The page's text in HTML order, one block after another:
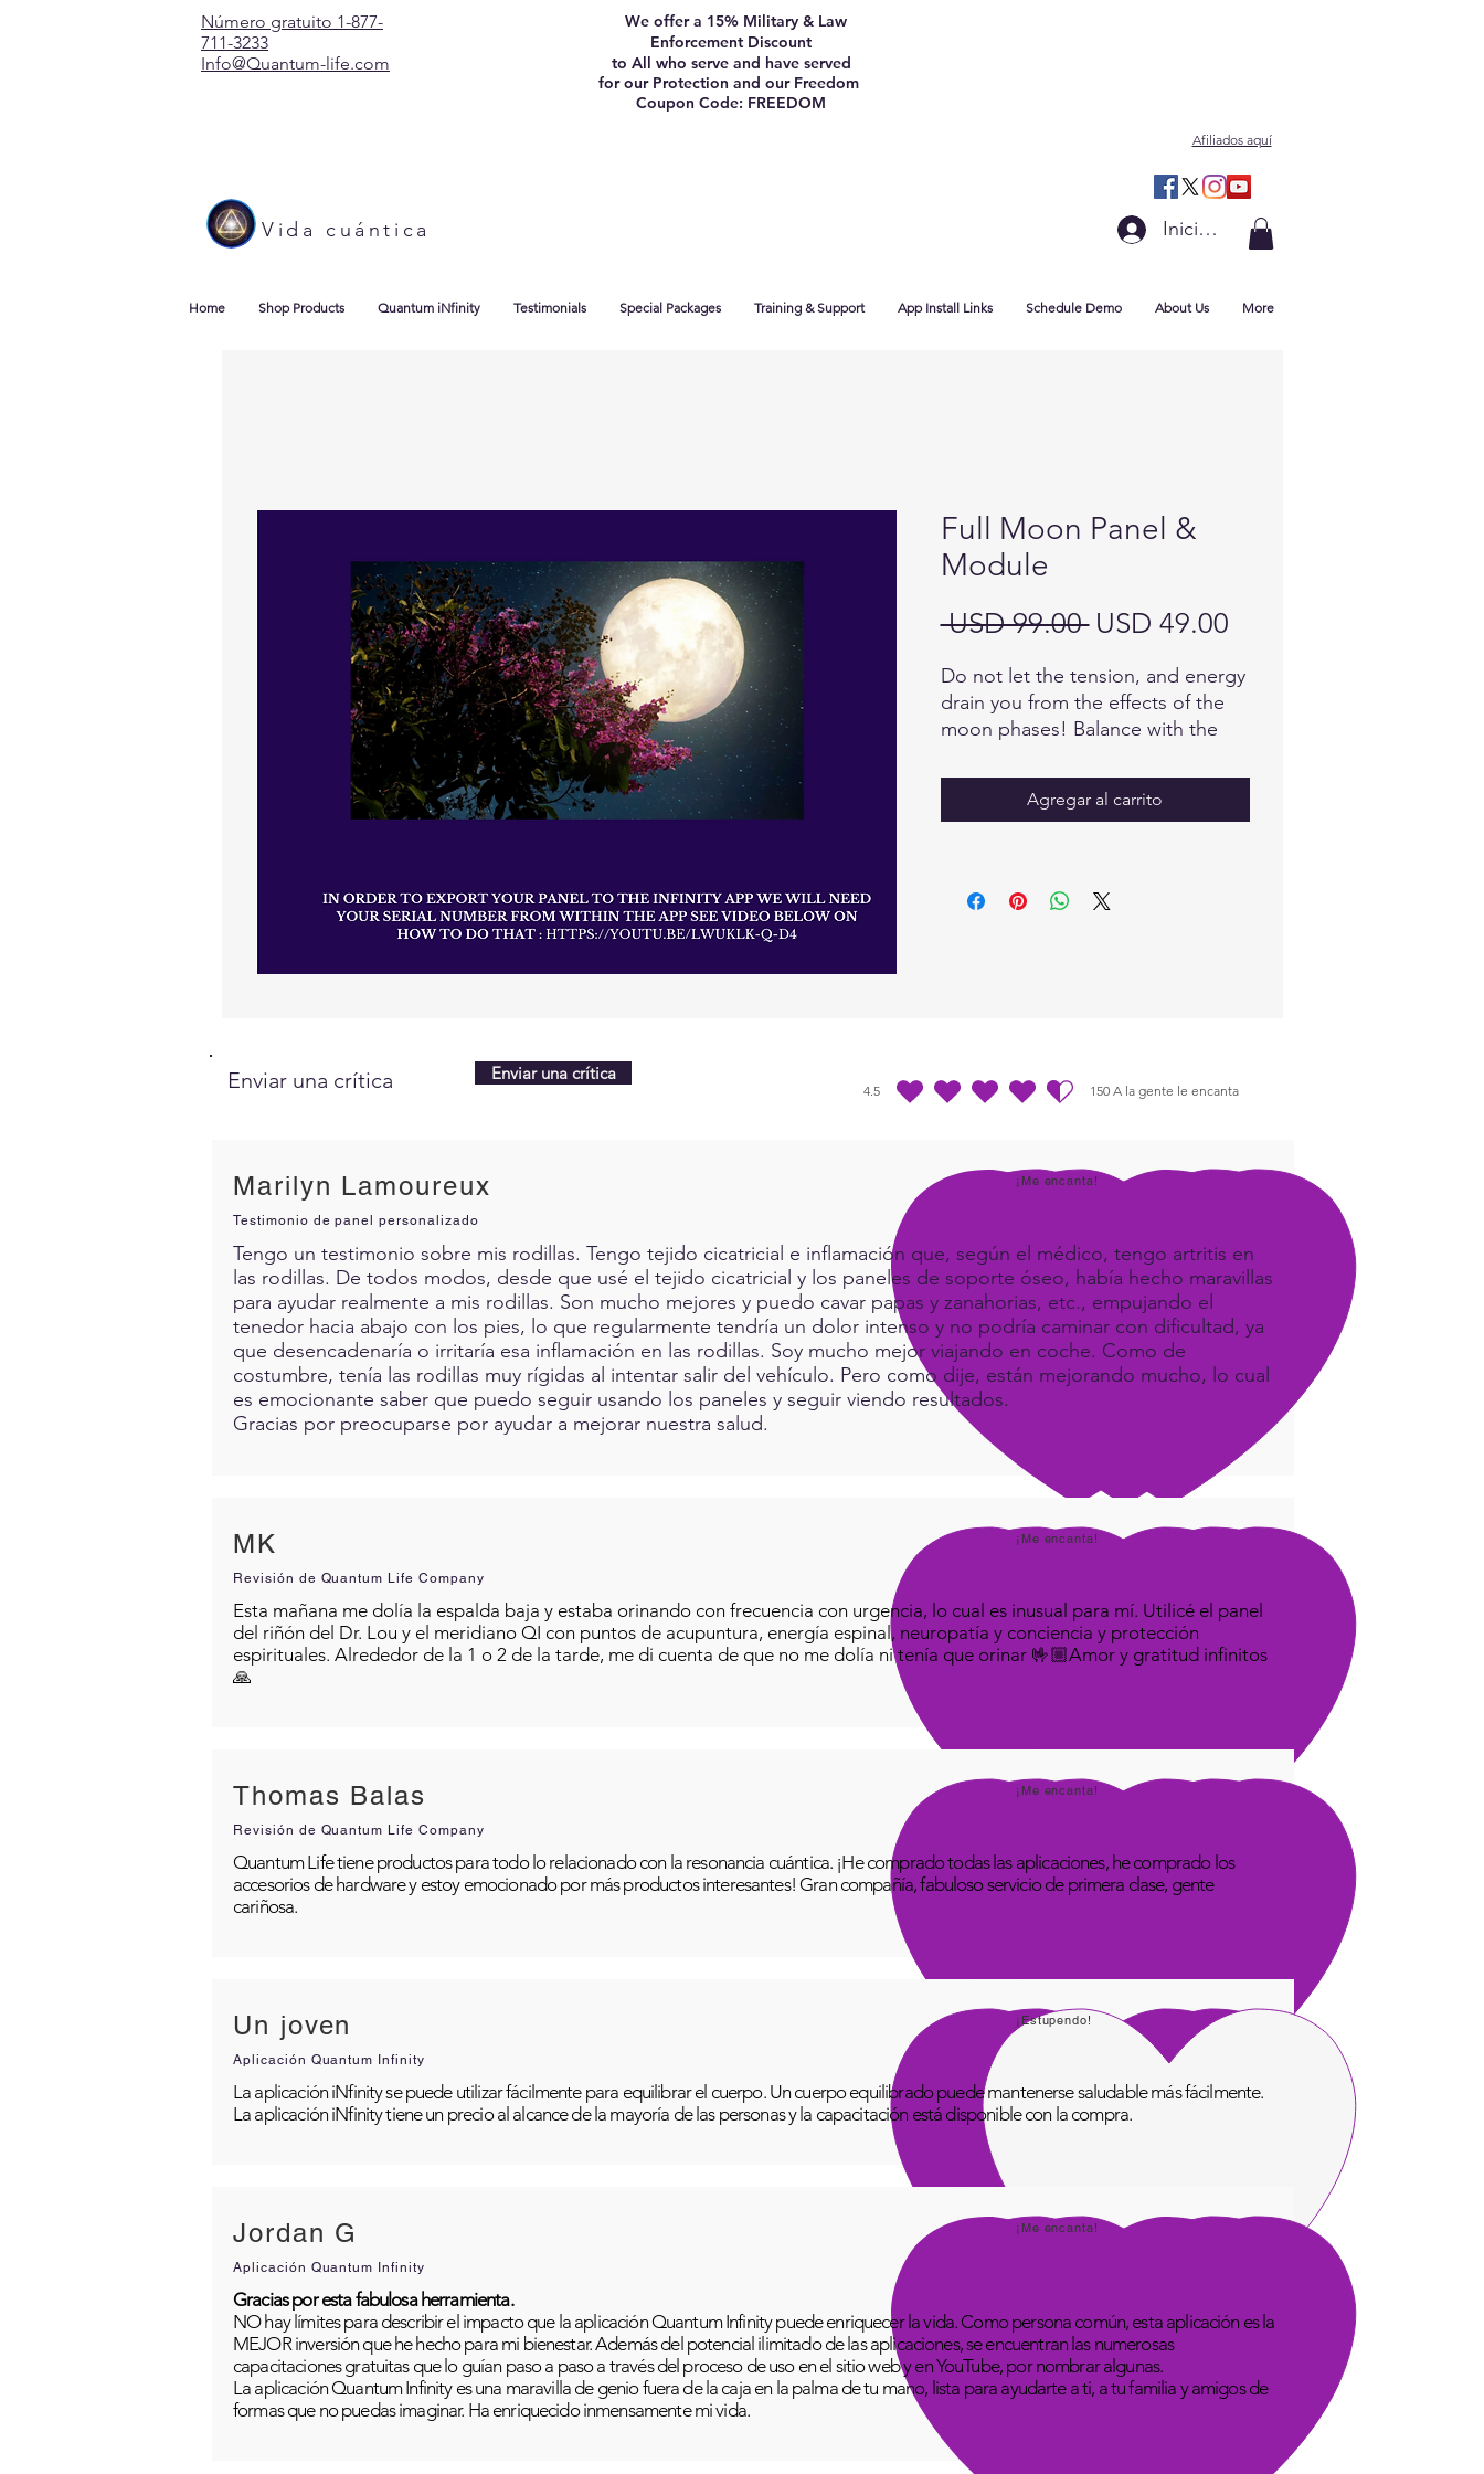
Número gratuito 1-877-
711-3233
Info@Quantum-life.com
We offer a 15% Military & Law
Enforcement Discount
to All who serve and have served
for our Protection and our Freedom
Coupon Code: FREEDOM
Afiliados aquí
Vida cuántica Iniciar sesión
Home Shop Products Quantum iNfinity Testimonials Special Packages Training & Support App Install Links Schedule Demo About Us More
Full Moon Panel &
Module
USD 99.00 Precio
USD 49.00Precio
oferta
Do not let the tension, and energy
drain you from the effects of the
moon phases! Balance with the
Agregar al carrito
Enviar una crítica Enviar una crítica
4.5 150 A la gente le encanta
la calificación promedio es 4.5 de 5, basada en 150 votos, A la gente le encanta
Marilyn Lamoureux ¡Me encanta!
Testimonio de panel personalizado
Tengo un testimonio sobre mis rodillas. Tengo tejido cicatricial e inflamación que, según el médico, tengo artritis en
las rodillas. De todos modos, desde que usé el tejido cicatricial y los paneles de soporte óseo, había hecho maravillas
para ayudar realmente a mis rodillas. Son mucho mejores y puedo cavar papas y zanahorias, etc., empujando el
tenedor hacia abajo con los pies, lo que regularmente tendría un dolor intenso y no podría caminar con dificultad, ya
que desencadenaría o irritaría esa inflamación en las rodillas. Soy mucho mejor viajando en coche. Como de
costumbre, tenía las rodillas muy rígidas al intentar salir del vehículo. Pero como dije, están mejorando mucho, lo cual
es emocionante saber que puedo seguir usando los paneles y seguir viendo resultados.
Gracias por preocuparse por ayudar a mejorar nuestra salud.
MK ¡Me encanta!
Revisión de Quantum Life Company
Esta mañana me dolía la espalda baja y estaba orinando con frecuencia con urgencia, lo cual es inusual para mí. Utilicé el panel
del riñón del Dr. Lou y el meridiano QI con puntos de acupuntura, energía espinal, neuropatía y conciencia y protección
espirituales. Alrededor de la 1 o 2 de la tarde, me di cuenta de que no me dolía ni tenía que orinar 🤟🏼Amor y gratitud infinitos
🙏
Thomas Balas ¡Me encanta!
Revisión de Quantum Life Company
Quantum Life tiene productos para todo lo relacionado con la resonancia cuántica. ¡He comprado todas las aplicaciones, he comprado los
accesorios de hardware y estoy emocionado por más productos interesantes! Gran compañía, fabuloso servicio de primera clase, gente
cariñosa.
Un joven ¡Estupendo!
Aplicación Quantum Infinity
La aplicación iNfinity se puede utilizar fácilmente para equilibrar el cuerpo. Un cuerpo equilibrado puede mantenerse saludable más fácilmente.
La aplicación iNfinity tiene un precio al alcance de la mayoría de las personas y la capacitación está disponible con la compra.
Jordan G ¡Me encanta!
Aplicación Quantum Infinity
Gracias por esta fabulosa herramienta.
NO hay límites para describir el impacto que la aplicación Quantum Infinity puede enriquecer la vida. Como persona común, esta aplicación es la
MEJOR inversión que he hecho para mi bienestar. Además del potencial ilimitado de las aplicaciones, se encuentran las numerosas
capacitaciones gratuitas que lo guían paso a paso a través del proceso de uso en el sitio web y en YouTube, por nombrar algunas.
La aplicación Quantum Infinity es una maravilla de genio fuera de la caja en la palma de tu mano, lista para ayudarte a ti, a tu familia y amigos de
formas que no puedas imaginar. Ha enriquecido inmensamente mi vida.